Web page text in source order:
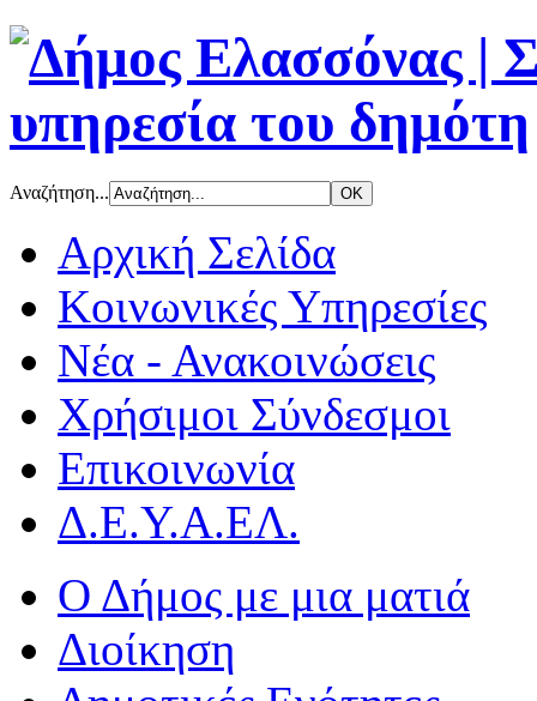
Αναζήτηση...
Αρχική Σελίδα
Κοινωνικές Υπηρεσίες
Νέα - Ανακοινώσεις
Χρήσιμοι Σύνδεσμοι
Επικοινωνία
Δ.Ε.Υ.Α.ΕΛ.
Ο Δήμος με μια ματιά
Διοίκηση